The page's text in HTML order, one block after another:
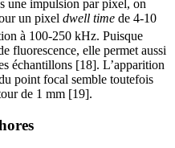
une impulsion par pixel, on
un pixel dwell time de 4-10
à 100-250 kHz. Puisque
fluorescence, elle permet aussi
échantillons [18]. L’apparition
point focal semble toutefois
de 1 mm [19].